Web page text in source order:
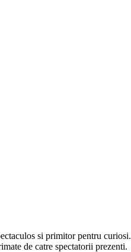
si primitor pentru curiosi.
de catre spectatorii prezenti.